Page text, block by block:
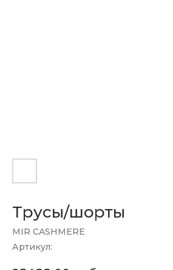
Трусы/шорты
MIR CASHMERE
Артикул: